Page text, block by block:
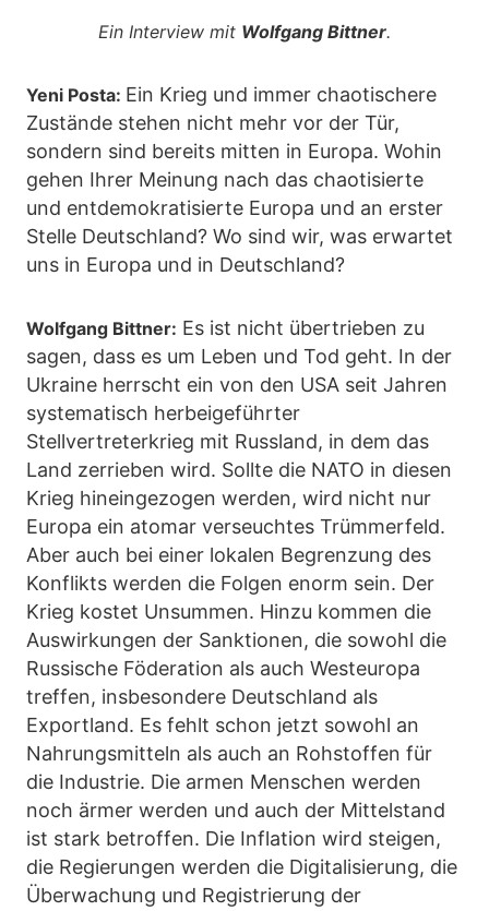
Ein Interview mit Wolfgang Bittner.
Yeni Posta: Ein Krieg und immer chaotischere
Zustände stehen nicht mehr vor der Tür,
sondern sind bereits mitten in Europa. Wohin
gehen Ihrer Meinung nach das chaotisierte
und entdemokratisierte Europa und an erster
Stelle Deutschland? Wo sind wir, was erwartet
uns in Europa und in Deutschland?
Wolfgang Bittner: Es ist nicht übertrieben zu
sagen, dass es um Leben und Tod geht. In der
Ukraine herrscht ein von den USA seit Jahren
systematisch herbeigeführter
Stellvertreterkrieg mit Russland, in dem das
Land zerrieben wird. Sollte die NATO in diesen
Krieg hineingezogen werden, wird nicht nur
Europa ein atomar verseuchtes Trümmerfeld.
Aber auch bei einer lokalen Begrenzung des
Konflikts werden die Folgen enorm sein. Der
Krieg kostet Unsummen. Hinzu kommen die
Auswirkungen der Sanktionen, die sowohl die
Russische Föderation als auch Westeuropa
treffen, insbesondere Deutschland als
Exportland. Es fehlt schon jetzt sowohl an
Nahrungsmitteln als auch an Rohstoffen für
die Industrie. Die armen Menschen werden
noch ärmer werden und auch der Mittelstand
ist stark betroffen. Die Inflation wird steigen,
die Regierungen werden die Digitalisierung, die
Überwachung und Registrierung der